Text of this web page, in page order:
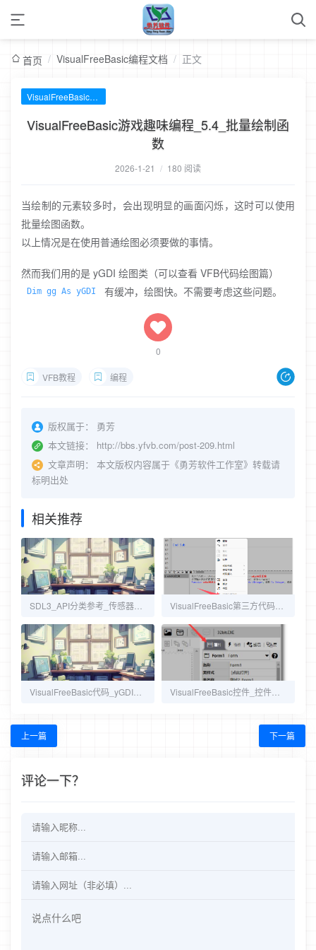
首页 / VisualFreeBasic编程文档 / 正文
VisualFreeBasic编程文档
VisualFreeBasic游戏趣味编程_5.4_批量绘制函
数
2026-1-21 / 180 阅读
当绘制的元素较多时，会出现明显的画面闪烁，这时可以使用
批量绘图函数。
以上情况是在使用普通绘图必须要做的事情。
然而我们用的是 yGDI 绘图类（可以查看 VFB代码绘图篇）
Dim gg As yGDI 有缓冲，绘图快。不需要考虑这些问题。
0
VFB教程 编程
版权属于：
勇芳
本文链接：
http://bbs.yfvb.com/post-209.html
文章声明：
本文版权内容属于《勇芳软件工作室》转载请
标明出处
相关推荐
上一篇 下一篇
评论一下？